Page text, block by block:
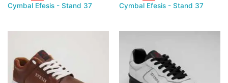
Cymbal Efesis - Stand 37
Cymbal Efesis - Stand 37